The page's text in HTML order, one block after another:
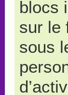
blocs
sur le
sous